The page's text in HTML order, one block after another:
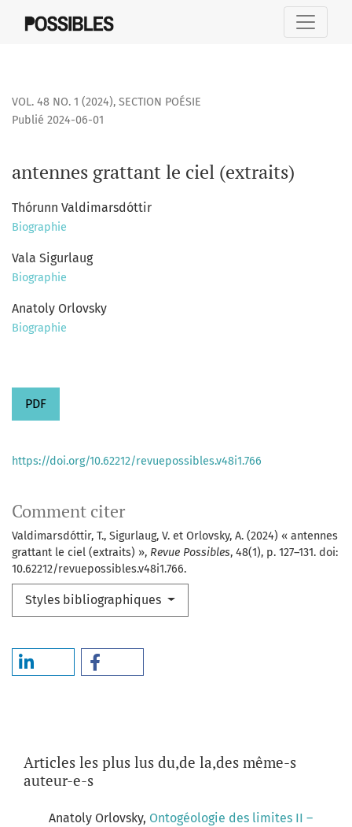
VOL. 48 NO. 1 (2024), SECTION POÉSIE
antennes grattant le ciel (extraits)
Publié 2024-06-01
Thórunn Valdimarsdóttir
Biographie
Vala Sigurlaug
Biographie
Anatoly Orlovsky
Biographie
PDF
Comment citer
Valdimarsdóttir, T., Sigurlaug, V. et Orlovsky, A. (2024) « antennes
grattant le ciel (extraits) », Revue Possibles, 48(1), p. 127–131. doi:
10.62212/revuepossibles.v48i1.766.
Styles bibliographiques
https://doi.org/10.62212/revuepossibles.v48i1.766
Articles les plus lus du,de la,des même-s
auteur-e-s
Anatoly Orlovsky, Ontogéologie des limites II –